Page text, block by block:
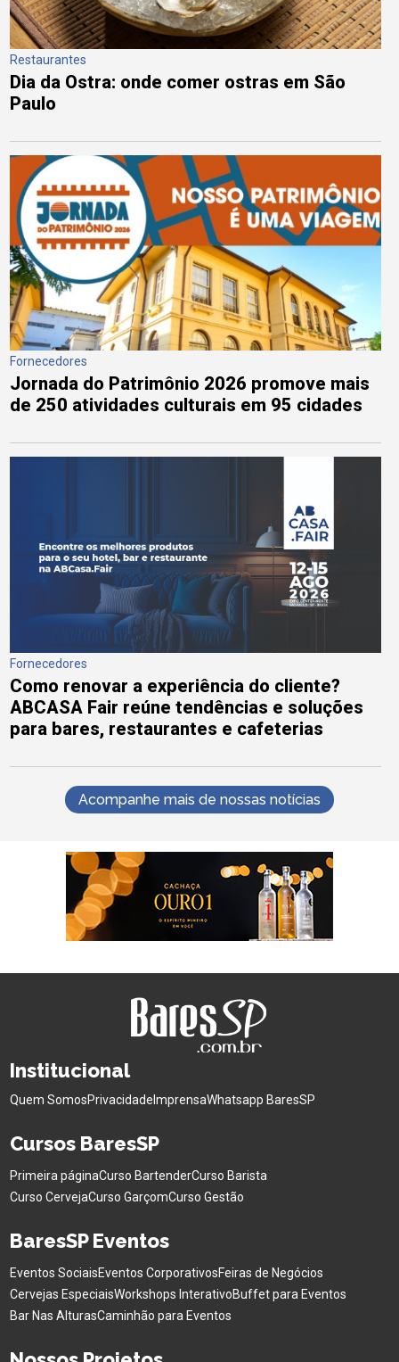
Restaurantes
Dia da Ostra: onde comer ostras em São
Paulo
Fornecedores
Jornada do Patrimônio 2026 promove mais
de 250 atividades culturais em 95 cidades
Fornecedores
Como renovar a experiência do cliente?
ABCASA Fair reúne tendências e soluções
para bares, restaurantes e cafeterias
Acompanhe mais de nossas notícias
Institucional
Quem SomosPrivacidade ImprensaWhatsapp BaresSP
Cursos BaresSP
Primeira páginaCurso BartenderCurso Barista
Curso CervejaCurso GarçomCurso Gestão
BaresSP Eventos
Eventos SociaisEventos CorporativosFeiras de Negócios
Cervejas EspeciaisWorkshops InterativoBuffet para Eventos
Bar Nas AlturasCaminhão para Eventos